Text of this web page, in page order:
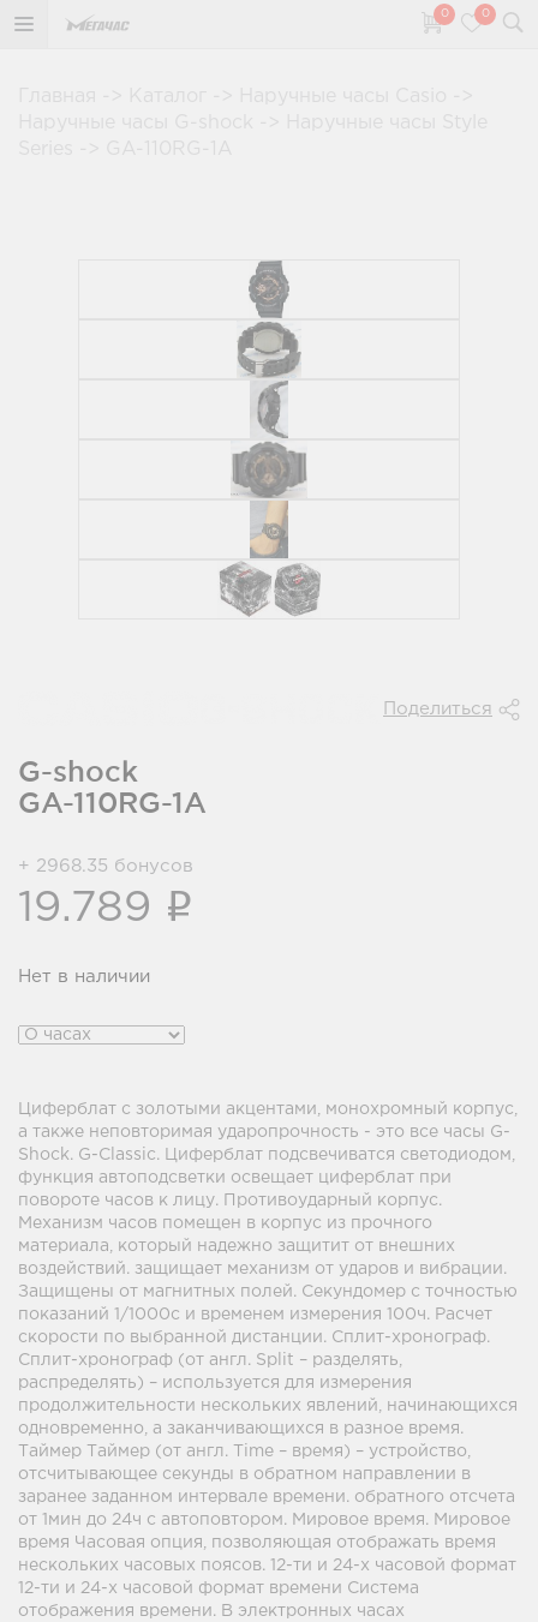
0 0
Поделиться
G-shock
GA-110RG-1A
+ 2968.35 бонусов
19.789 i
Нет в наличии
Циферблат с золотыми акцентами, монохромный корпус,
а также неповторимая ударопрочность - это все часы G-
Shock. G-Classic. Циферблат подсвечиватся светодиодом,
функция автоподсветки освещает циферблат при
повороте часов к лицу. Противоударный корпус.
Механизм часов помещен в корпус из прочного
материала, который надежно защитит от внешних
воздействий. защищает механизм от ударов и вибрации.
Защищены от магнитных полей. Секундомер с точностью
показаний 1/1000с и временем измерения 100ч. Расчет
скорости по выбранной дистанции. Сплит-хронограф.
Сплит-хронограф (от англ. Split – разделять,
распределять) – используется для измерения
продолжительности нескольких явлений, начинающихся
одновременно, а заканчивающихся в разное время.
Таймер Таймер (от англ. Time – время) – устройство,
отсчитывающее секунды в обратном направлении в
заранее заданном интервале времени. обратного отсчета
от 1мин до 24ч с автоповтором. Мировое время. Мировое
время Часовая опция, позволяющая отображать время
нескольких часовых поясов. 12-ти и 24-х часовой формат
12-ти и 24-х часовой формат времени Система
отображения времени. В электронных часах